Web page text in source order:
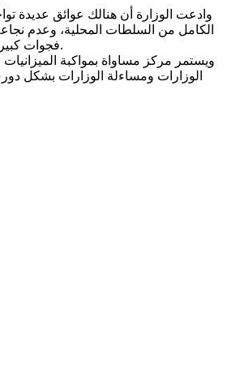
وادعت الوزارة أن هنالك عوائق عديدة
الكامل من السلطات المحلية، وعدم
فجوات كبيرة بين التخطي والواقع.
ويستمر مركز مساواة بمواكبة
الوزارات ومساءلة الوزارات بشكل